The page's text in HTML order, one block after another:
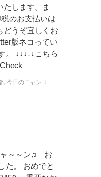
します。ま
のお支払いは
どうぞ宜しくお
版ネコってい
。 ↓↓↓↓↓こちら
, 今日のニャンコ
ャ～～ン♫ お
た。 おめでと